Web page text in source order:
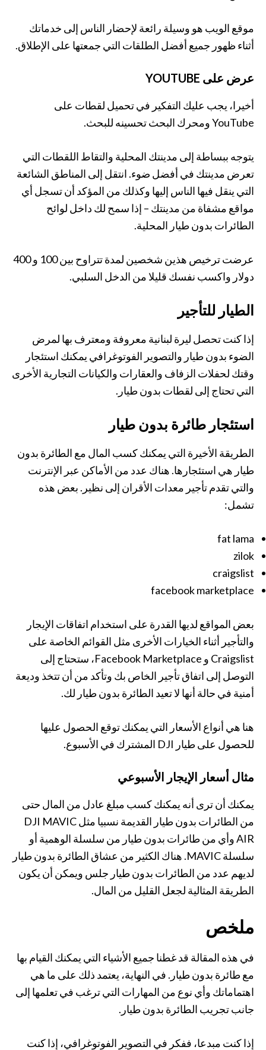
موقع الويب هو وسيلة رائعة لإحضار الناس إلى خدماتك
أثناء ظهور جميع أفضل الطلقات التي جمعتها على الإطلاق.
عرض على YOUTUBE
أخيرا، يجب عليك التفكير في تحميل لقطات على
YouTube ومحرك البحث تحسينه للبحث.
يتوجه ببساطة إلى مدينتك المحلية والتقاط اللقطات التي
تعرض مدينتك في أفضل ضوء. انتقل إلى المناطق الشائعة
التي ينقل فيها الناس إليها وكذلك من المؤكد أن تسجل أي
مواقع مشفاة من مدينتك – إذا سمح لك داخل لوائح
الطائرات بدون طيار المحلية.
عرضت ترخيص هذين شخصين لمدة تتراوح بين 100 و 400
دولار واكسب نفسك قليلا من الدخل السلبي.
الطيار للتأجير
إذا كنت تحصل ليرة لبنانية معروفة ومعترف بها لمرض
الضوء بدون طيار والتصوير الفوتوغرافي يمكنك استئجار
وقتك لحفلات الزفاف والعقارات والكيانات التجارية الأخرى
التي تحتاج إلى لقطات بدون طيار.
استئجار طائرة بدون طيار
الطريقة الأخيرة التي يمكنك كسب المال مع الطائرة بدون
طيار هي استئجارها. هناك عدد من الأماكن عبر الإنترنت
والتي تقدم تأجير معدات الأقران إلى نظير. بعض هذه
تشمل:
fat lama
zilok
craigslist
facebook marketplace
بعض المواقع لديها القدرة على استخدام اتفاقات الإيجار
والتأجير أثناء الخيارات الأخرى مثل القوائم الخاصة على
Craigslist و Facebook Marketplace، ستحتاج إلى
التوصل إلى اتفاق تأجير الخاص بك وتأكد من أن تتخذ وديعة
أمنية في حالة أنها لا تعيد الطائرة بدون طيار لك.
هنا هي أنواع الأسعار التي يمكنك توقع الحصول عليها
للحصول على طيار DJI المشترك في الأسبوع.
مثال أسعار الإيجار الأسبوعي
يمكنك أن ترى أنه يمكنك كسب مبلغ عادل من المال حتى
من الطائرات بدون طيار القديمة نسبيا مثل DJI MAVIC
AIR وأي من طائرات بدون طيار من سلسلة الوهمية أو
سلسلة MAVIC. هناك الكثير من عشاق الطائرة بدون طيار
لديهم عدد من الطائرات بدون طيار جلس ويمكن أن يكون
الطريقة المثالية لجعل القليل من المال.
ملخص
في هذه المقالة قد غطنا جميع الأشياء التي يمكنك القيام بها
مع طائرة بدون طيار. في النهاية، يعتمد ذلك على ما هي
اهتماماتك وأي نوع من المهارات التي ترغب في تعلمها إلى
جانب تجريب الطائرة بدون طيار.
إذا كنت مبدعا، ففكر في التصوير الفوتوغرافي، إذا كنت